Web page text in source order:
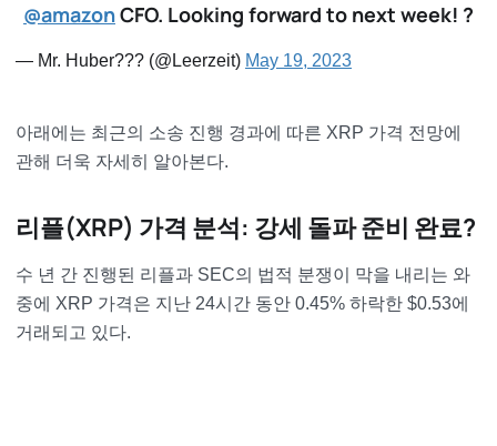
@amazonCFO. Looking forward to next week! ?
— Mr. Huber??? (@Leerzeit) May 19, 2023
아래에는 최근의 소송 진행 경과에 따른 XRP 가격 전망에
관해 더욱 자세히 알아본다.
리플(XRP) 가격 분석: 강세 돌파 준비 완료?
수 년 간 진행된 리플과 SEC의 법적 분쟁이 막을 내리는 와
중에 XRP 가격은 지난 24시간 동안 0.45% 하락한 $0.53에
거래되고 있다.